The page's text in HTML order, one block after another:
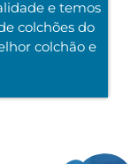
e temos
colchões do
colchão e